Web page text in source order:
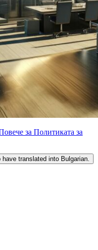
за Политиката за
translated into Bulgarian.